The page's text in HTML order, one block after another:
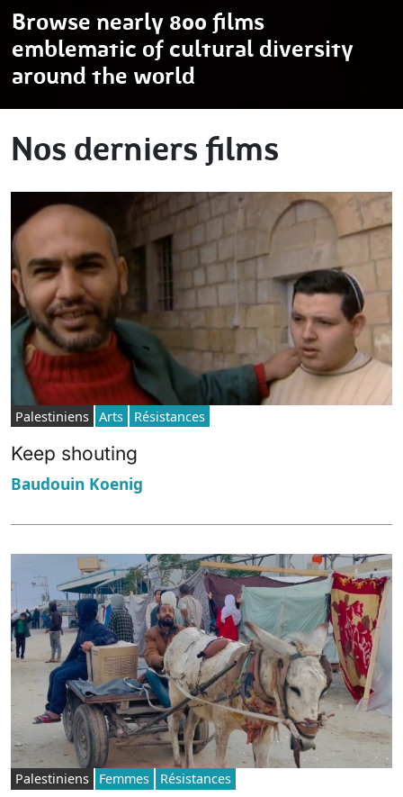
Browse nearly 800 films
emblematic of cultural diversity
around the world
Nos derniers films
Palestiniens Arts Résistances
Keep shouting
Baudouin Koenig
Palestiniens Femmes Résistances